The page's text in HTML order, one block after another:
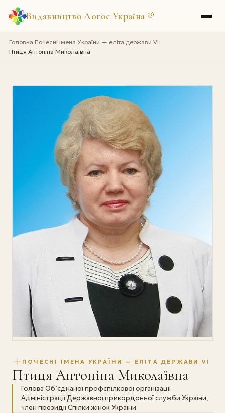
Видавництво Логос Україна ®
Головна›Почесні імена України — еліта держави VI›
Птиця Антоніна Миколаївна
ПОЧЕСНІ ІМЕНА УКРАЇНИ — ЕЛІТА ДЕРЖАВИ VI
Птиця Антоніна Миколаївна
Голова Об’єднаної профспілкової організації
Адміністрації Державної прикордонної служби України,
член президії Спілки жінок України